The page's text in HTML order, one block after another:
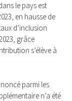
le pays est
en hausse de
d’inclusion
grâce
s’élève à
parmi les
n’a été